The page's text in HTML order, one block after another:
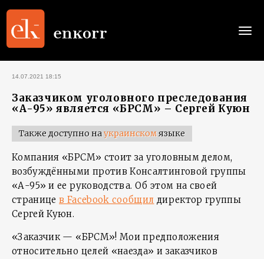
14.07.2021 18:15
Заказчиком уголовного преследования
«А-95» является «БРСМ» – Сергей Куюн
Также доступно наукраинскомязыке
Компания «БРСМ» стоит за уголовным делом,
возбуждёнными против Консалтинговой группы
«А-95» и ее руководства. Об этом на своей
страницев Facebook сообщил директор группы
Сергей Куюн.
«Заказчик — «БРСМ»! Мои предположения
относительно целей «наезда» и заказчиков